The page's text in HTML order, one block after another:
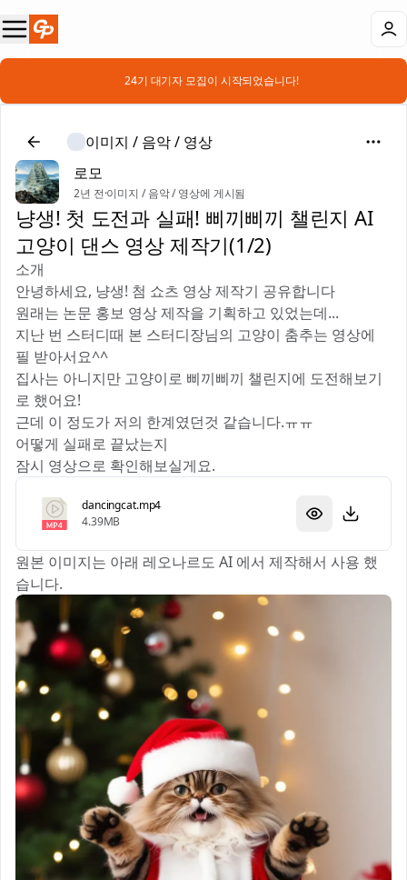
📣 24기 대기자 모집이 시작되었습니다!
이미지 / 음악 / 영상
로모
2년 전·이미지 / 음악 / 영상에 게시됨
냥생! 첫 도전과 실패! 삐끼삐끼 챌린지 AI
고양이 댄스 영상 제작기(1/2)
소개
안녕하세요, 냥생! 첨 쇼츠 영상 제작기 공유합니다 🐱
원래는 논문 홍보 영상 제작을 기획하고 있었는데...
지난 번 스터디때 본 스터디장님의 고양이 춤추는 영상에
필 받아서요^^ ✨
집사는 아니지만 고양이로 삐끼삐끼 챌린지에 도전해보기
로 했어요!
근데 이 정도가 저의 한계였던것 같습니다.ㅠㅠ
어떻게 실패로 끝났는지
잠시 영상으로 확인해보실게요.📱
dancingcat.mp4
4.39MB
원본 이미지는 아래 레오나르도 AI 에서 제작해서 사용 했
습니다.